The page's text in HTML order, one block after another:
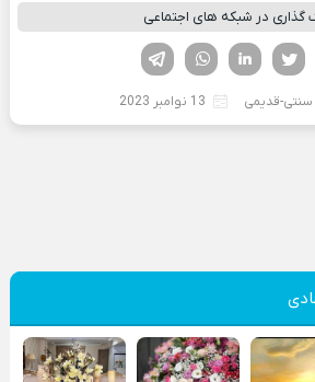
گذاری در شبکه های اجتماعی
لینکدین تویتر
فیسوک
قدیمی 13 نوامبر 2023